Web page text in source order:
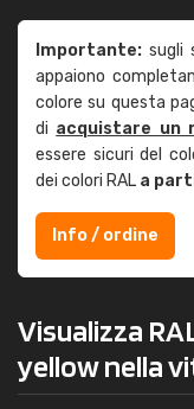
Importante: sugli
appaiono
colore su questa
di acquistare un
essere sicuri del
dei colori RAL a
Info / ordine
Visualizza
yellow nella